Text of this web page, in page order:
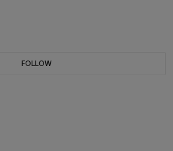
FOLLOW